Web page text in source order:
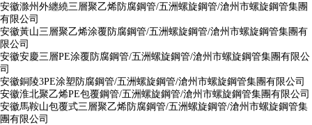
安徽滁州外纏繞三層聚乙烯防腐鋼管/五洲螺旋鋼管/滄州市螺旋鋼管集團
有限公司
安徽黃山三層聚乙烯涂覆防腐鋼管/五洲螺旋鋼管/滄州市螺旋鋼管集團有
限公司
安徽安慶三層PE涂覆防腐鋼管/五洲螺旋鋼管/滄州市螺旋鋼管集團有限公
司
安徽銅陵3PE涂塑防腐鋼管/五洲螺旋鋼管/滄州市螺旋鋼管集團有限公司
安徽淮北聚乙烯PE包覆鋼管/五洲螺旋鋼管/滄州市螺旋鋼管集團有限公司
安徽馬鞍山包覆式三層聚乙烯防腐鋼管/五洲螺旋鋼管/滄州市螺旋鋼管集
團有限公司